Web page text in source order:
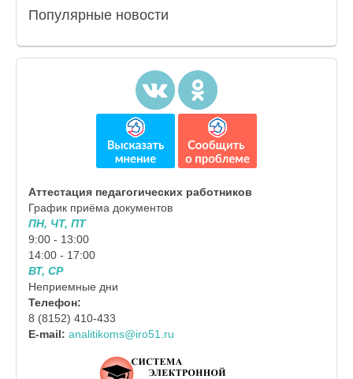
Популярные новости
Аттестация педагогических работников
График приёма документов
ПН, ЧТ, ПТ
9:00 - 13:00
14:00 - 17:00
ВТ, СР
Неприемные дни
Телефон:
8 (8152) 410-433
E-mail: analitikoms@iro51.ru